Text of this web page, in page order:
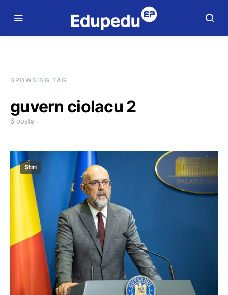
BROWSING TAG
guvern ciolacu 2
6 posts
Știri